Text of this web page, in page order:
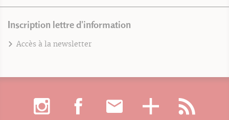
Inscription lettre d'information
Accès à la newsletter